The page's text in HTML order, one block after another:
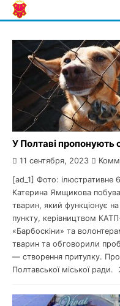
Skip
to
У Полтаві пропонують
11 сентября, 2023
[ad_1] Фото: ілюстративне
Катерина Ямщикова
тварин, який функціонує
пункту, керівництвом
«Барбоскіни» та
тварин та обговорили
— створення притулку.
Полтавської міської